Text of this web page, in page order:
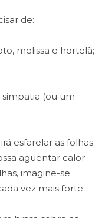
de:
melissa e hortelã;
(ou um
esfarelar as folhas
aguentar calor
imagine-se
vez mais forte.